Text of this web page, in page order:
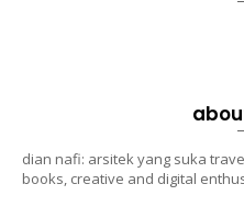
dian nafi: arsitek yang suka
books, creative and digital